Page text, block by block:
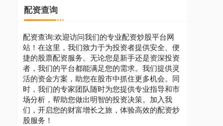
配资查询
配资查询:欢迎访问我们的专业配资炒股平台网
站！在这里，我们致力于为投资者提供安全、便
捷的股票配资服务。无论您是新手还是资深投资
者，我们的平台都能满足您的需求。我们提供灵
活的资金方案，助您在股市中抓住更多机会。同
时，我们的专家团队随时为您提供专业指导和市
场分析，帮助您做出明智的投资决策。加入我
们，开启您的财富增长之旅，体验高效的配资炒
股服务！